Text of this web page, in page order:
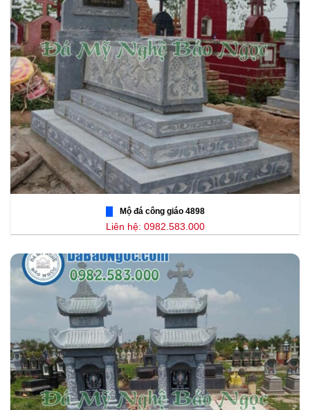
Mộ đá công giáo 4898
Liên hệ: 0982.583.000